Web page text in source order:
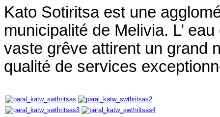
Kato Sotiritsa est une
municipalité de Melivia. L’
vaste grêve attirent un grand
qualité de services